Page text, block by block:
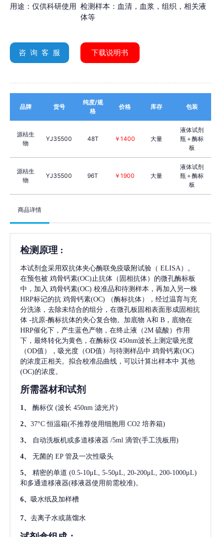
用途：仅供科研使用 检测样本：血清，血浆，组织，相关液
体等
咨 询 客 服 下载说明书
品牌 货号
纯度/规
格
价格 库存 包装
源桔生
物
YJ35500 48T ￥1400 大量
液体试剂
瓶＋酶标
板
源桔生
物
YJ35500 96T ￥1900 大量
液体试剂
瓶＋酶标
板
商品详情
检测原理 :
本试剂盒采用双抗体夹心酶联免疫吸附试验（ ELISA）。
在预包被 鸡骨钙素(OC) 止抗体（固相抗体）的微孔酶标板
中，加入 鸡骨钙素(OC) 校准品和待测样本，再加入另一株
HRP标记的抗 鸡骨钙素(OC)
（酶标抗体），经过温育与充
分洗涤，去除未结合的组分，在微孔板固相表面形成固相抗
体 -抗原-酶标抗体的夹心复合物。加底物 A和 B，底物在
HRP催化下，产生蓝色产物，在终止液（2M 硫酸）作用
下，最终转化为黄色，在酶标仪 450nm波长上测定吸光度
（OD值），吸光度（OD值）与待测样品中 鸡骨钙素(OC)
的浓度正相关。拟合校准品曲线，可以计算出样本中 其他
(OC)的浓度。
所需器材和试剂
1、 酶标仪 (波长 450nm 滤光片)
2、 37°C 恒温箱(不推荐使用细胞用 CO2 培养箱)
3、 自动洗板机或多道移液器 /5ml 滴管(手工洗板用)
4、 无菌的 EP 管及一次性吸头
5、 精密的单道 (0.5-10μL, 5-50μL, 20-200μL, 200-1000μL)
和多通道移液器(移液器使用前需校准)。
6、 吸水纸及加样槽
7、 去离子水或蒸馏水